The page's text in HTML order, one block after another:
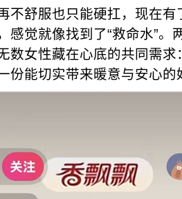
不舒服也只能硬扛，现在
感觉就像找到了“救命水”。
数女性藏在心底的共同需
份能切实带来暖意与安心的